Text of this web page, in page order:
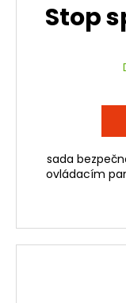
Stop
sada
ovládacím